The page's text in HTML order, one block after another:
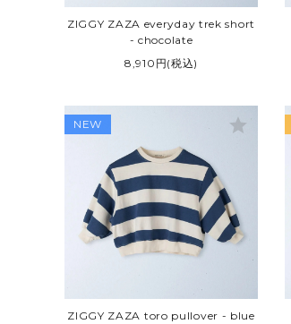
ZIGGY ZAZA everyday trek short
- chocolate
8,910円(税込)
NEW
ZIGGY ZAZA toro pullover - blue
star